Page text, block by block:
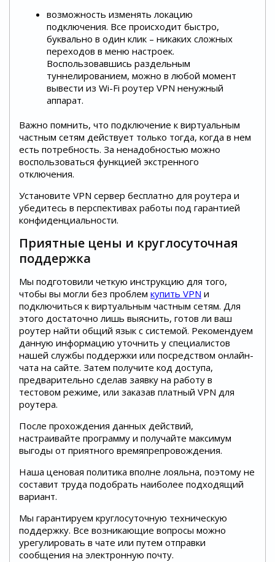
возможность изменять локацию
подключения. Все происходит быстро,
буквально в один клик – никаких сложных
переходов в меню настроек.
Воспользовавшись раздельным
туннелированием, можно в любой момент
вывести из Wi-Fi роутер VPN ненужный
аппарат.
Важно помнить, что подключение к виртуальным
частным сетям действует только тогда, когда в нем
есть потребность. За ненадобностью можно
воспользоваться функцией экстренного
отключения.
Установите VPN сервер бесплатно для роутера и
убедитесь в перспективах работы под гарантией
конфиденциальности.
Приятные цены и круглосуточная
поддержка
Мы подготовили четкую инструкцию для того,
чтобы вы могли без проблем купить VPN и
подключиться к виртуальным частным сетям. Для
этого достаточно лишь выяснить, готов ли ваш
роутер найти общий язык с системой. Рекомендуем
данную информацию уточнить у специалистов
нашей службы поддержки или посредством онлайн-
чата на сайте. Затем получите код доступа,
предварительно сделав заявку на работу в
тестовом режиме, или заказав платный VPN для
роутера.
После прохождения данных действий,
настраивайте программу и получайте максимум
выгоды от приятного времяпрепровождения.
Наша ценовая политика вполне лояльна, поэтому не
составит труда подобрать наиболее подходящий
вариант.
Мы гарантируем круглосуточную техническую
поддержку. Все возникающие вопросы можно
урегулировать в чате или путем отправки
сообщения на электронную почту.